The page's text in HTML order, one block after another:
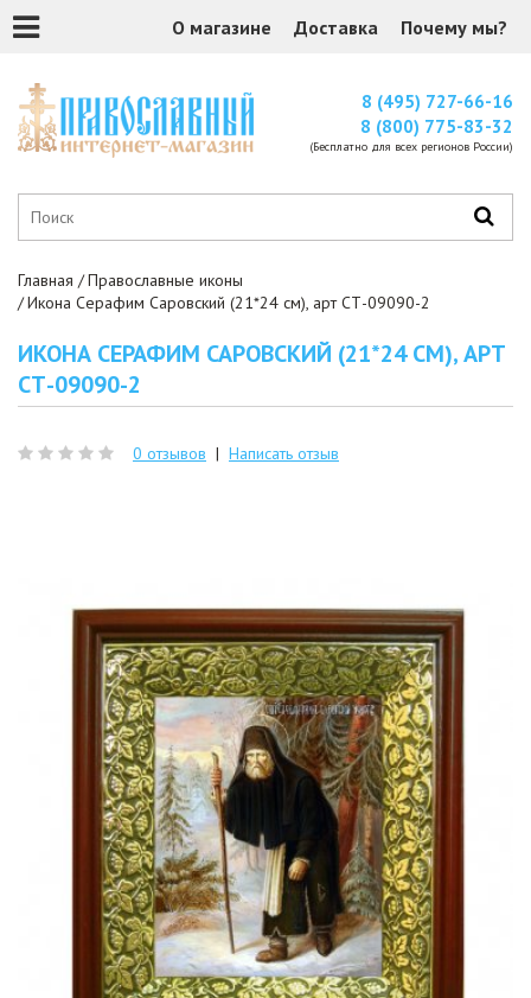
О магазине Доставка Почему мы?
8 (495) 727-66-16
8 (800) 775-83-32
(Бесплатно для всех регионов России)
Главная
Православные иконы
Икона Серафим Саровский (21*24 см), арт СТ-09090-2
ИКОНА СЕРАФИМ САРОВСКИЙ (21*24 СМ), АРТ
СТ-09090-2
0 отзывов | Написать отзыв